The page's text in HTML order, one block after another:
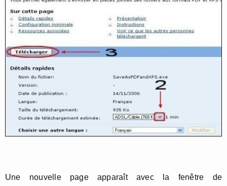
Une nouvelle page apparaît avec la fenêtre de